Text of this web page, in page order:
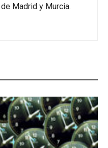
Madrid y Murcia.